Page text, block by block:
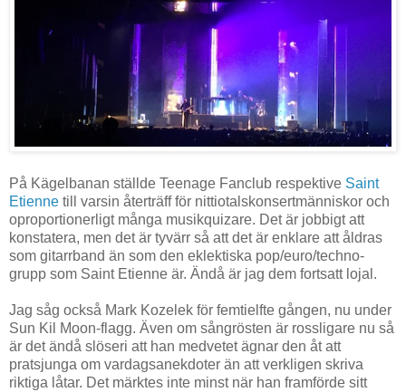
På Kägelbanan ställde Teenage Fanclub respektive Saint
Etienne till varsin återträff för nittiotalskonsertmänniskor och
oproportionerligt många musikquizare. Det är jobbigt att
konstatera, men det är tyvärr så att det är enklare att åldras
som gitarrband än som den eklektiska pop/euro/techno-
grupp som Saint Etienne är. Ändå är jag dem fortsatt lojal.
Jag såg också Mark Kozelek för femtielfte gången, nu under
Sun Kil Moon-flagg. Även om sångrösten är rossligare nu så
är det ändå slöseri att han medvetet ägnar den åt att
pratsjunga om vardagsanekdoter än att verkligen skriva
riktiga låtar. Det märktes inte minst när han framförde sitt